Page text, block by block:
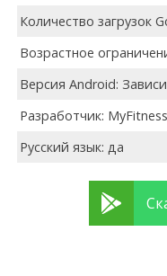
Количество загрузок
Возрастное
Версия Android:
Разработчик:
Русский язык: да